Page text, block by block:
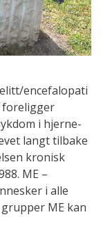
encefalopati
foreligger
i hjerne-
langt tilbake
kronisk
ME –
i alle
ME kan